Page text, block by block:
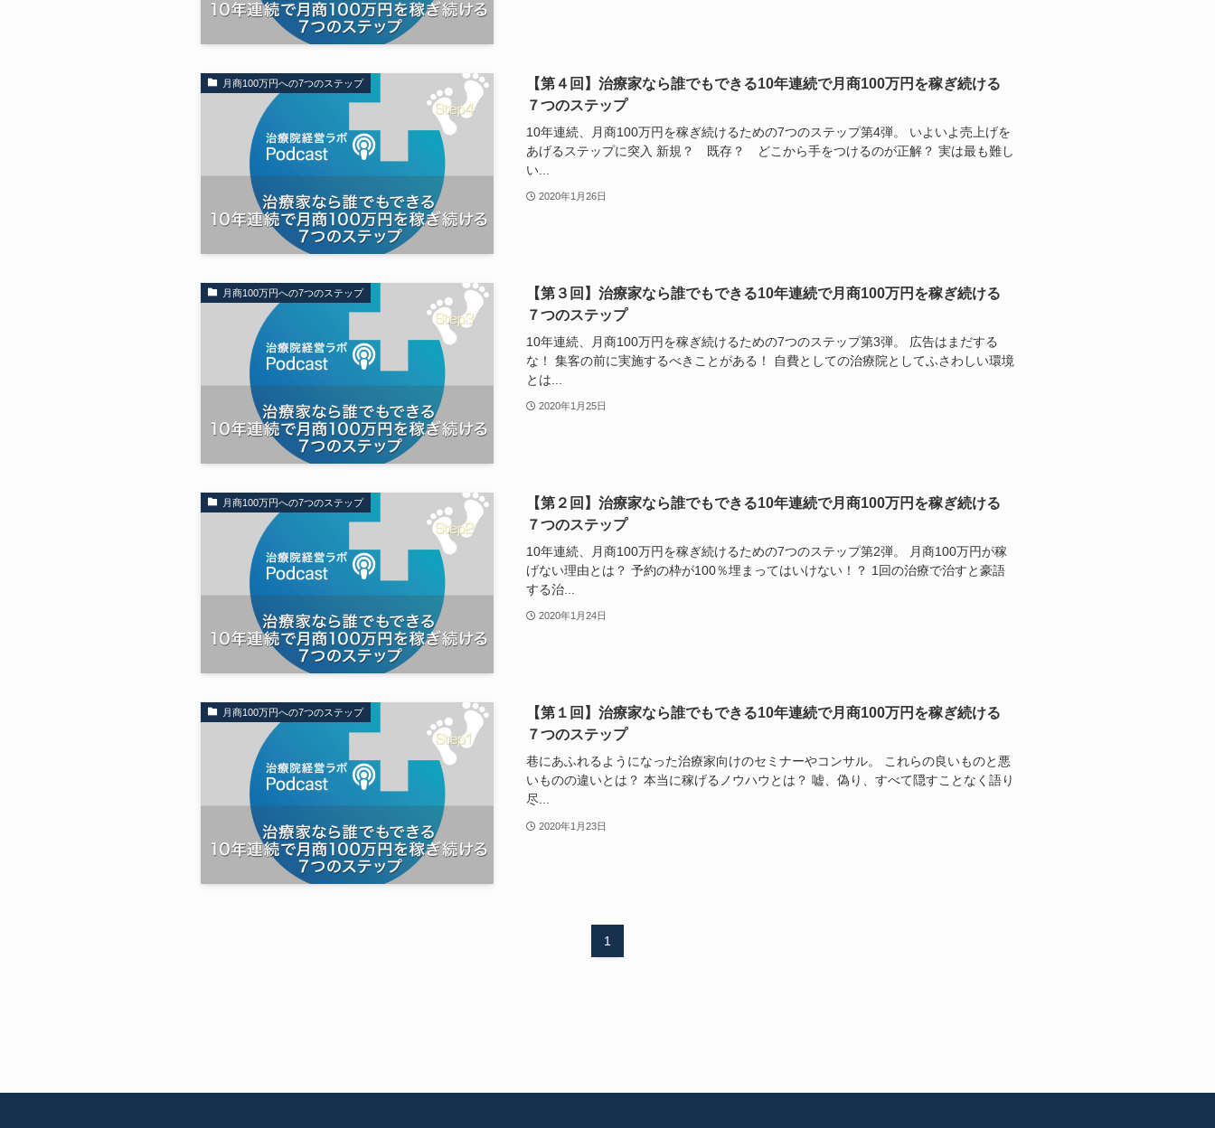
月商100万円への7つのステップ
【第４回】治療家なら誰でもできる10年連続で月商100万円を稼ぎ続ける
７つのステップ
10年連続、月商100万円を稼ぎ続けるための7つのステップ第4弾。 いよいよ売上げを
あげるステップに突入 新規？ 既存？ どこから手をつけるのが正解？ 実は最も難し
い...
2020年1月26日
月商100万円への7つのステップ
【第３回】治療家なら誰でもできる10年連続で月商100万円を稼ぎ続ける
７つのステップ
10年連続、月商100万円を稼ぎ続けるための7つのステップ第3弾。 広告はまだする
な！ 集客の前に実施するべきことがある！ 自費としての治療院としてふさわしい環境
とは...
2020年1月25日
月商100万円への7つのステップ
【第２回】治療家なら誰でもできる10年連続で月商100万円を稼ぎ続ける
７つのステップ
10年連続、月商100万円を稼ぎ続けるための7つのステップ第2弾。 月商100万円が稼
げない理由とは？ 予約の枠が100％埋まってはいけない！？ 1回の治療で治すと豪語
する治...
2020年1月24日
月商100万円への7つのステップ
【第１回】治療家なら誰でもできる10年連続で月商100万円を稼ぎ続ける
７つのステップ
巷にあふれるようになった治療家向けのセミナーやコンサル。 これらの良いものと悪
いものの違いとは？ 本当に稼げるノウハウとは？ 嘘、偽り、すべて隠すことなく語り
尽...
2020年1月23日
1